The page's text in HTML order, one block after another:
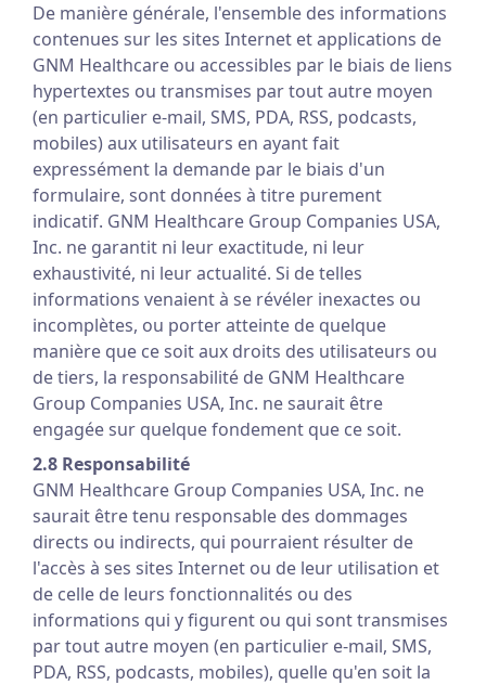
De manière générale, l'ensemble des informations
contenues sur les sites Internet et applications de
GNM Healthcare ou accessibles par le biais de liens
hypertextes ou transmises par tout autre moyen
(en particulier e-mail, SMS, PDA, RSS, podcasts,
mobiles) aux utilisateurs en ayant fait
expressément la demande par le biais d'un
formulaire, sont données à titre purement
indicatif. GNM Healthcare Group Companies USA,
Inc. ne garantit ni leur exactitude, ni leur
exhaustivité, ni leur actualité. Si de telles
informations venaient à se révéler inexactes ou
incomplètes, ou porter atteinte de quelque
manière que ce soit aux droits des utilisateurs ou
de tiers, la responsabilité de GNM Healthcare
Group Companies USA, Inc. ne saurait être
engagée sur quelque fondement que ce soit.
2.8 Responsabilité
GNM Healthcare Group Companies USA, Inc. ne
saurait être tenu responsable des dommages
directs ou indirects, qui pourraient résulter de
l'accès à ses sites Internet ou de leur utilisation et
de celle de leurs fonctionnalités ou des
informations qui y figurent ou qui sont transmises
par tout autre moyen (en particulier e-mail, SMS,
PDA, RSS, podcasts, mobiles), quelle qu'en soit la